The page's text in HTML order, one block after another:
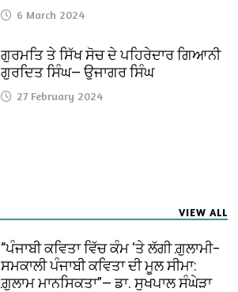
6 March 2024
ਗੁਰਮਤਿ ਤੇ ਸਿੱਖ ਸੋਚ ਦੇ ਪਹਿਰੇਦਾਰ ਗਿਆਨੀ
ਗੁਰਦਿਤ ਸਿੰਘ— ਉਜਾਗਰ ਸਿੰਘ
27 February 2024
VIEW ALL
“ਪੰਜਾਬੀ ਕਵਿਤਾ ਵਿੱਚ ਕੰਮ ‘ਤੇ ਲੱਗੀ ਗ਼ੁਲਾਮੀ–
ਸਮਕਾਲੀ ਪੰਜਾਬੀ ਕਵਿਤਾ ਦੀ ਮੂਲ ਸੀਮਾ:
ਗ਼ੁਲਾਮ ਮਾਨਸਿਕਤਾ”— ਡਾ. ਸੁਖਪਾਲ ਸੰਘੇੜਾ